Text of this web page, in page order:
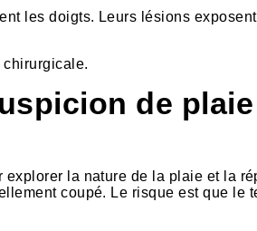
les doigts. Leurs lésions
chirurgicale.
de
la nature de la plaie et la
coupé. Le risque est que le